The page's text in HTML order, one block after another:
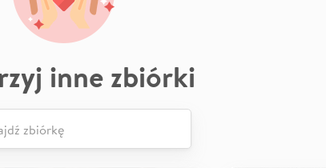
inne zbiórki